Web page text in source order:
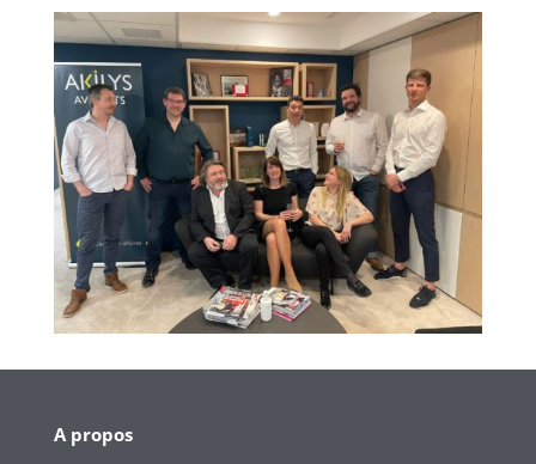
A propos